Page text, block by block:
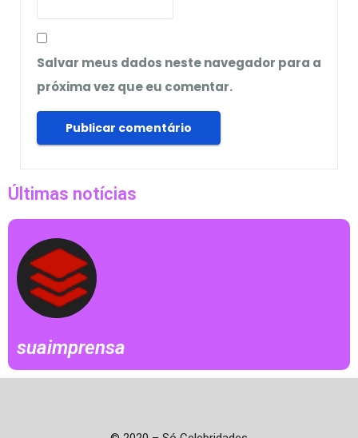
Salvar meus dados neste navegador para a
próxima vez que eu comentar.
Últimas notícias
suaimprensa